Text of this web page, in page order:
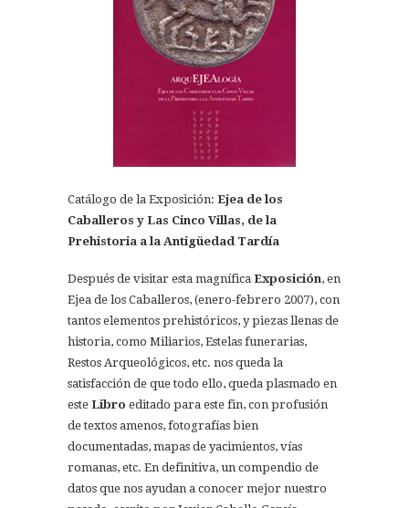
Catálogo de la Exposición: Ejea de los
Caballeros y Las Cinco Villas, de la
Prehistoria a la Antigüedad Tardía
Después de visitar esta magnífica Exposición, en
Ejea de los Caballeros, (enero-febrero 2007), con
tantos elementos prehistóricos, y piezas llenas de
historia, como Miliarios, Estelas funerarias,
Restos Arqueológicos, etc. nos queda la
satisfacción de que todo ello, queda plasmado en
este Libro editado para este fin, con profusión
de textos amenos, fotografías bien
documentadas, mapas de yacimientos, vías
romanas, etc. En definitiva, un compendio de
datos que nos ayudan a conocer mejor nuestro